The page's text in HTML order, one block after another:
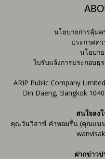
นโยบายการคุ้ม
ประกาศค
นโยบา
ใบรับแจ้งการประกอบธุ
ARIP Public Company
Din Daeng, Bangkok
สนใจลง
คุณวันวิสาข์ คำหอมรื่น (คุณแนน
ฝากข่าว